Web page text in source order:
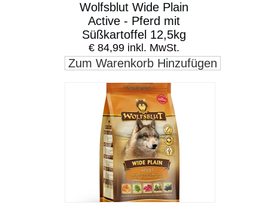
Wolfsblut Wide Plain
Active - Pferd mit
Süßkartoffel 12,5kg
€ 84,99 inkl. MwSt.
Zum Warenkorb Hinzufügen